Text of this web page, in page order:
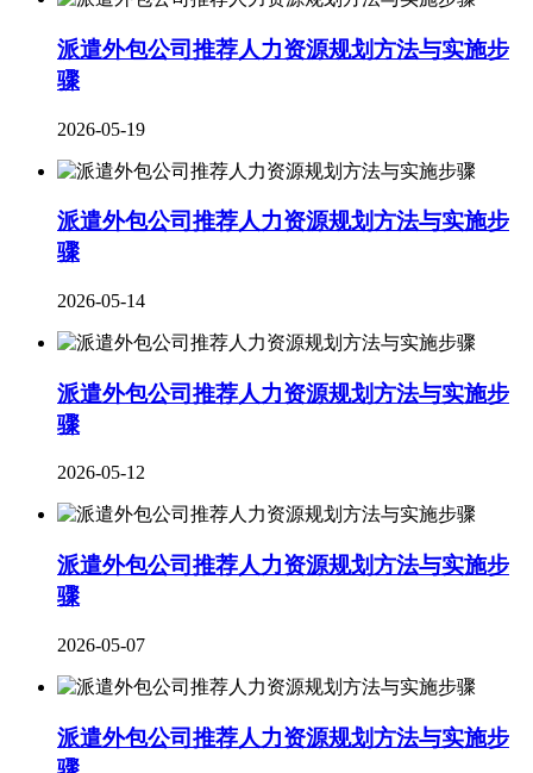
派遣外包公司推荐人力资源规划方法与实施步
骤
2026-05-19
派遣外包公司推荐人力资源规划方法与实施步
骤
2026-05-14
派遣外包公司推荐人力资源规划方法与实施步
骤
2026-05-12
派遣外包公司推荐人力资源规划方法与实施步
骤
2026-05-07
派遣外包公司推荐人力资源规划方法与实施步